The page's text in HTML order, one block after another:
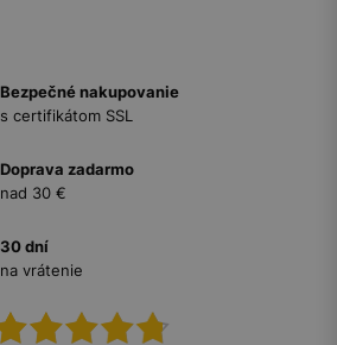
Bezpečné nakupovanie
s certifikátom SSL
Doprava zadarmo
nad 30 €
30 dní
na vrátenie